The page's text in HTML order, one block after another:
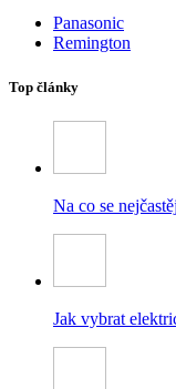
Panasonic
Remington
Top články
Na co se
Jak vybrat